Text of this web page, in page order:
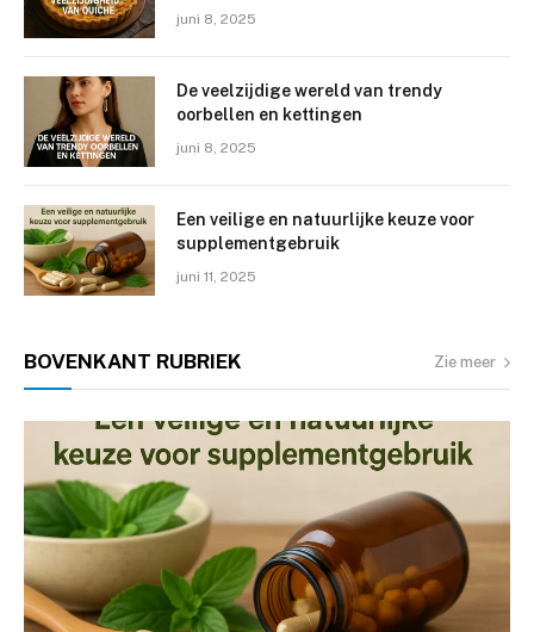
juni 8, 2025
De veelzijdige wereld van trendy
oorbellen en kettingen
juni 8, 2025
Een veilige en natuurlijke keuze voor
supplementgebruik
juni 11, 2025
BOVENKANT RUBRIEK Zie meer